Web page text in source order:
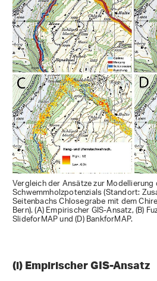
Vergleich der Ansätze zur Modellierung
Schwemmholzpotenzials (Standort:
Seitenbachs Chlosegrabe mit dem
Bern). (A) Empirischer GIS-Ansatz, (B)
SlideforMAP und (D) BankforMAP.
(i) Empirischer GIS-Ansatz